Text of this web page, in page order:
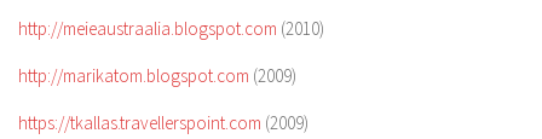
http://meieaustraalia.blogspot.com (2010)
http://marikatom.blogspot.com (2009)
https://tkallas.travellerspoint.com (2009)